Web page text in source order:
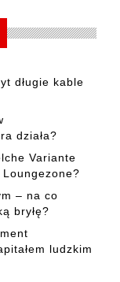
długie kable
działa?
Variante
– na co
bryłę?
ludzkim